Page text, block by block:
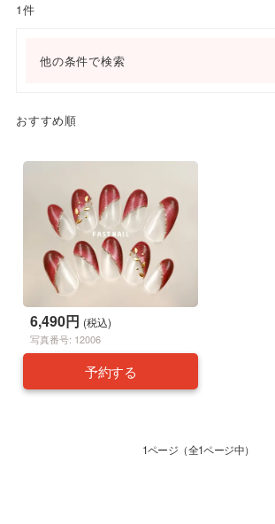
1件
他の条件で検索
おすすめ順
6,490円 (税込)
写真番号: 12006
予約する
1ページ（全1ページ中）